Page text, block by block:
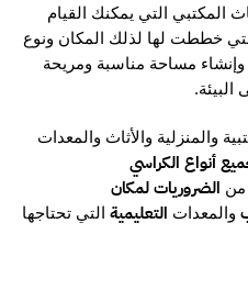
المكتبي التي يمكنك القيام
خططت لها لذلك المكان ونوع
مساحة مناسبة ومريحة
والمنزلية والأثاث والمعدات
أنواع الكراسي
من الضروريات لمكان
والمعدات التعليمية التي تحتاجها